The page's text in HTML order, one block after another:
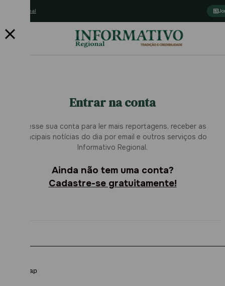
Assine o jornal
Entrar na conta
Acesse sua conta para ler mais reportagens, receber as
principais notícias do dia por email e outros serviços do
Informativo Regional.
Ainda não tem uma conta?
Cadastre-se gratuitamente!